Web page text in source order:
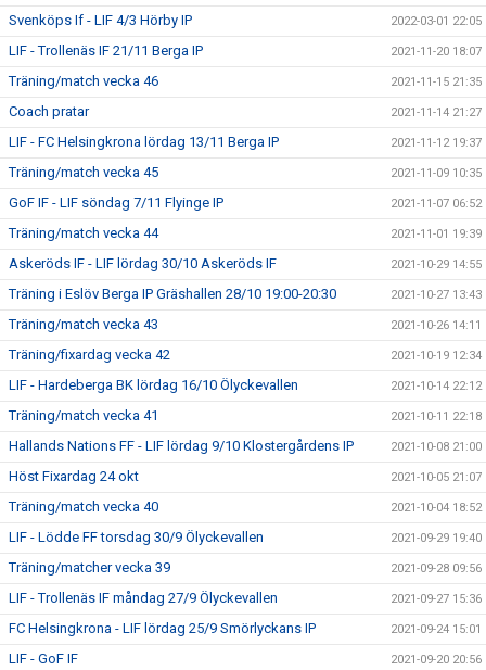
Svenköps If - LIF 4/3 Hörby IP 2022-03-01 22:05
LIF - Trollenäs IF 21/11 Berga IP 2021-11-20 18:07
Träning/match vecka 46 2021-11-15 21:35
Coach pratar 2021-11-14 21:27
LIF - FC Helsingkrona lördag 13/11 Berga IP 2021-11-12 19:37
Träning/match vecka 45 2021-11-09 10:35
GoF IF - LIF söndag 7/11 Flyinge IP 2021-11-07 06:52
Träning/match vecka 44 2021-11-01 19:39
Askeröds IF - LIF lördag 30/10 Askeröds IF 2021-10-29 14:55
Träning i Eslöv Berga IP Gräshallen 28/10 19:00-20:30 2021-10-27 13:43
Träning/match vecka 43 2021-10-26 14:11
Träning/fixardag vecka 42 2021-10-19 12:34
LIF - Hardeberga BK lördag 16/10 Ölyckevallen 2021-10-14 22:12
Träning/match vecka 41 2021-10-11 22:18
Hallands Nations FF - LIF lördag 9/10 Klostergårdens IP 2021-10-08 21:00
Höst Fixardag 24 okt 2021-10-05 21:07
Träning/match vecka 40 2021-10-04 18:52
LIF - Lödde FF torsdag 30/9 Ölyckevallen 2021-09-29 19:40
Träning/matcher vecka 39 2021-09-28 09:56
LIF - Trollenäs IF måndag 27/9 Ölyckevallen 2021-09-27 15:36
FC Helsingkrona - LIF lördag 25/9 Smörlyckans IP 2021-09-24 15:01
LIF - GoF IF 2021-09-20 20:56